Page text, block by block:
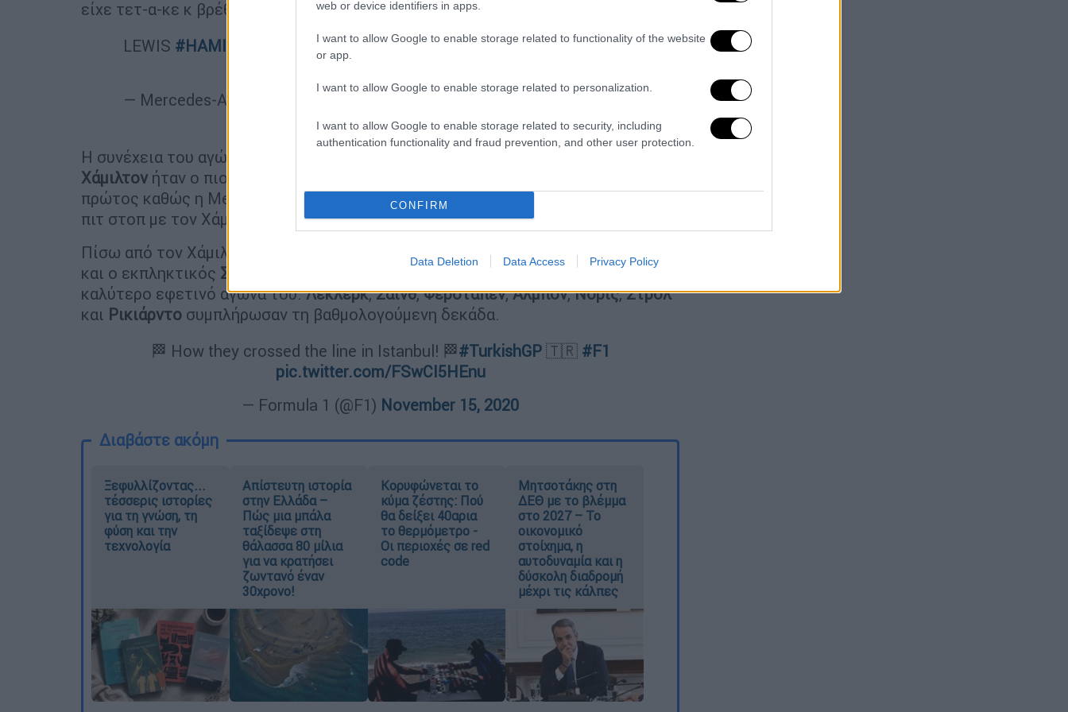
web or device identifiers in apps.
I want to allow Google to enable storage related to functionality of the website
or app.
I want to allow Google to enable storage related to personalization.
I want to allow Google to enable storage related to security, including
authentication functionality and fraud prevention, and other user protection.
CONFIRM
Data Deletion Data Access Privacy Policy
είχε τετ-α-κε κ βρέθηκε τελευταίος.
LEWIS #HAMIL7ON
. ✊ CHAMPION OF THE WORLD FOR THE SEVENTH
pic.twitter.com/0ApmspAXEv
— Mercedes-AMG PETRONAS F1 Team (@MercedesAMGF1)
November
15, 2020
Η συνέχεια του αγώνα όμως είχε ανατροπές και εκπλήξεις πέραν μιας: ο
Χάμιλτον ήταν ο πιο σταθερός όλων. Άρχισε από την έκτη θέση και τερμάτισε
πρώτος καθώς η Mercedes κέρδισε και στη μάχη της τακτικής επιλέγοντας ένα
πιτ στοπ με τον Χάμιλτον να κρατάει τα ίδια ελαστικά για 50 γύρους!
Πίσω από τον Χάμιλτον τερμάτισε ο εξαιρετικός Σέρχιο Πέρες
με Racing Point
και ο εκπληκτικός Σεμπάστιαν Φέτελ
με Ferrari, που πραγματοποίησε τον
καλύτερο εφετινό αγώνα του.Λεκλέρκ,Σάινθ,Φερστάπεν,Άλμπον,Νόρις,Στρολ
και Ρικιάρντο συμπλήρωσαν τη βαθμολογούμενη δεκάδα.
🏁 How they crossed the line in Istanbul! 🏁#TurkishGP🇹🇷 #F1
pic.twitter.com/FSwCI5HEnu
— Formula 1 (@F1) November 15, 2020
Διαβάστε ακόμη
Ξεφυλλίζοντας...
τέσσερις ιστορίες
για τη γνώση, τη
φύση και την
τεχνολογία
Απίστευτη ιστορία
στην Ελλάδα –
Πώς μια μπάλα
ταξίδεψε στη
θάλασσα 80 μίλια
για να κρατήσει
ζωντανό έναν
30χρονο!
Κορυφώνεται το
κύμα ζέστης: Πού
θα δείξει 40αρια
το θερμόμετρο -
Οι περιοχές σε red
code
Μητσοτάκης στη
ΔΕΘ με το βλέμμα
στο 2027 – Το
οικονομικό
στοίχημα, η
αυτοδυναμία και η
δύσκολη διαδρομή
μέχρι τις κάλπες